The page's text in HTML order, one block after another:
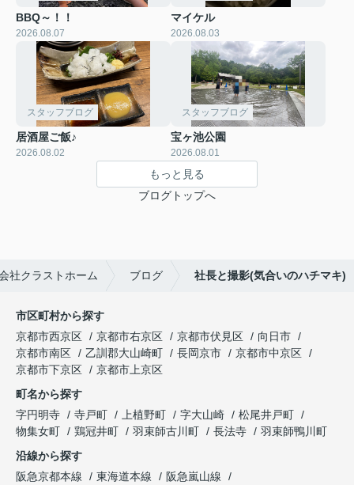
BBQ～！！
2026.08.07
マイケル
2026.08.03
スタッフブログ
居酒屋ご飯♪
2026.08.02
スタッフブログ
宝ヶ池公園
2026.08.01
もっと見る
ブログトップへ
社クラストホーム ブログ 社長と撮影(気合いのハチマキ)
市区町村から探す
京都市西京区
京都市右京区 京都市伏見区
向日市
京都市南区
乙訓郡大山崎町 長岡京市
京都市中京区
京都市下京区
京都市上京区
町名から探す
字円明寺
寺戸町 上植野町 字大山崎
松尾井戸町
物集女町
鶏冠井町 羽束師古川町 長法寺
羽束師鴨川町
沿線から探す
阪急京都本線
東海道本線
阪急嵐山線